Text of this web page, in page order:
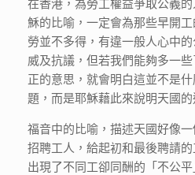
穌的比喻，一定會為那些早開
勞並不多得，有違一般人心中
威及抗議，但若我們能夠多一
正的意思，就會明白這並不是
題，而是耶穌藉此來說明天國的
福音中的比喻，描述天國好像
招聘工人，給起初和最後聘請
出現了不同工卻同酬的「不公